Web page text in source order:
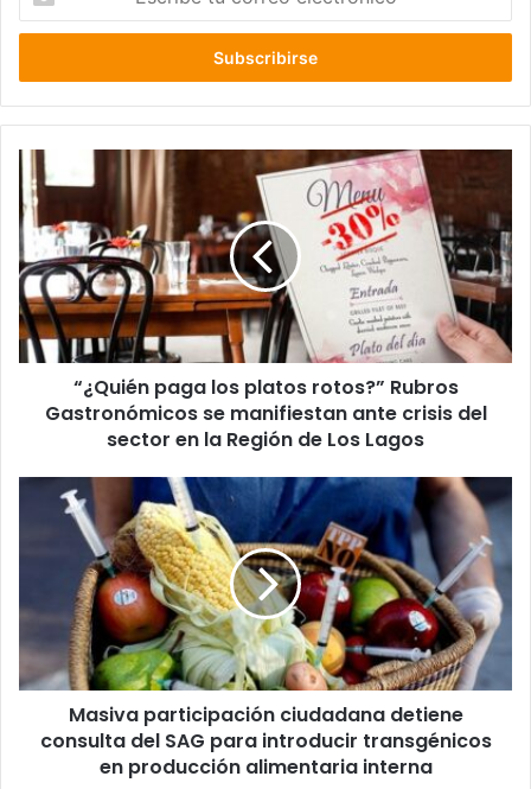
correo
“¿Quién
paga
los
platos
rotos?”
Rubros
Gastronómicos
se
manifiestan
crisis
Lagos
“¿Quién paga los platos rotos?” Rubros
Gastronómicos se manifiestan ante crisis del
sector en la Región de Los Lagos
Masiva
participación
ciudadana
consulta
del
introducir
transgénicosMasiva participación ciudadana detiene
consulta del SAG para introducir transgénicos
en producción alimentaria interna